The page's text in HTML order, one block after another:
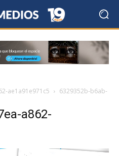
ae1a91e971c5
6329352b-b6ab-
a862-